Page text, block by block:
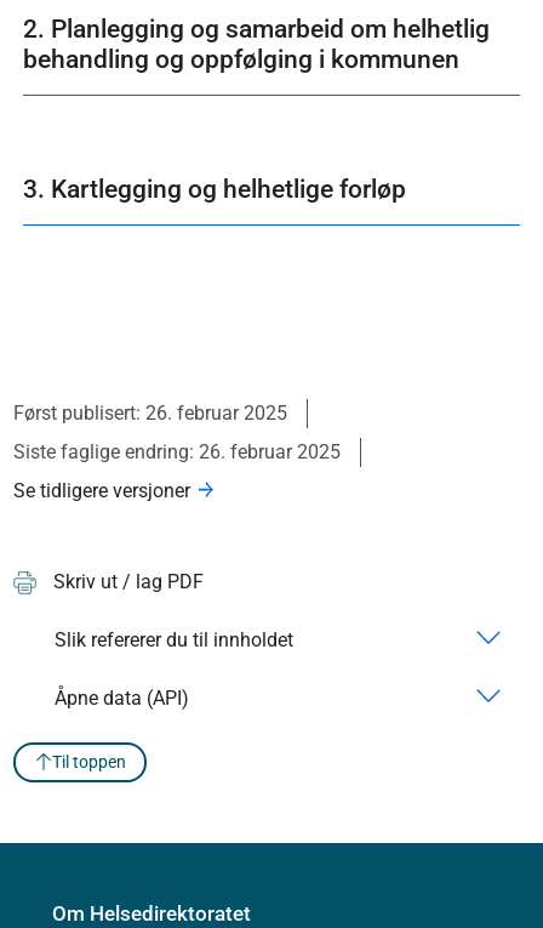
2. Planlegging og samarbeid om helhetlig
behandling og oppfølging i kommunen
3. Kartlegging og helhetlige forløp
Først publisert: 26. februar 2025
Siste faglige endring: 26. februar 2025
Se tidligere versjoner
Skriv ut / lag PDF
Slik refererer du til innholdet
Åpne data (API)
Til toppen
Om Helsedirektoratet